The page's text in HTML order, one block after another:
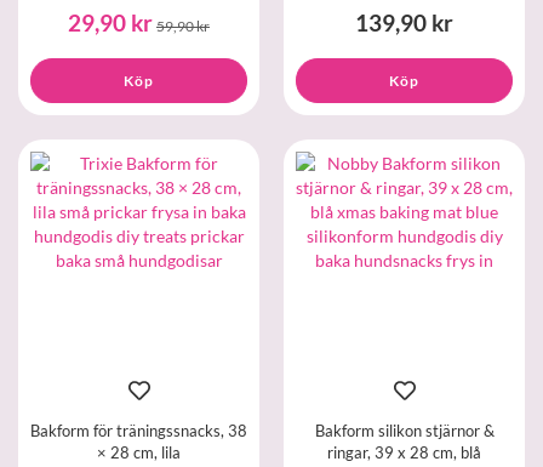
29,90 kr 59,90 kr
Köp
139,90 kr
Köp
Bakform för träningssnacks, 38
× 28 cm, lila
Bakform silikon stjärnor &
ringar, 39 x 28 cm, blå